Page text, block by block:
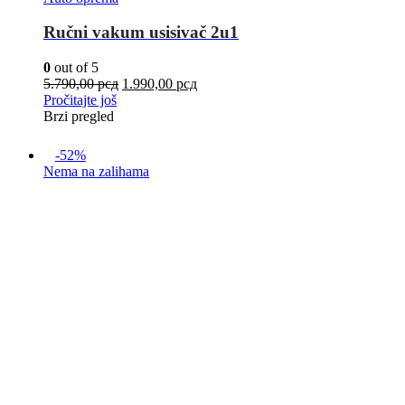
Ručni vakum usisivač 2u1
0 out of 5
5.790,00рсд 1.990,00 рсд
Pročitajte još
Brzi pregled
-52%
Nema na zalihama